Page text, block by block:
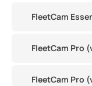
FleetCam
FleetCam Pro
FleetCam Pro